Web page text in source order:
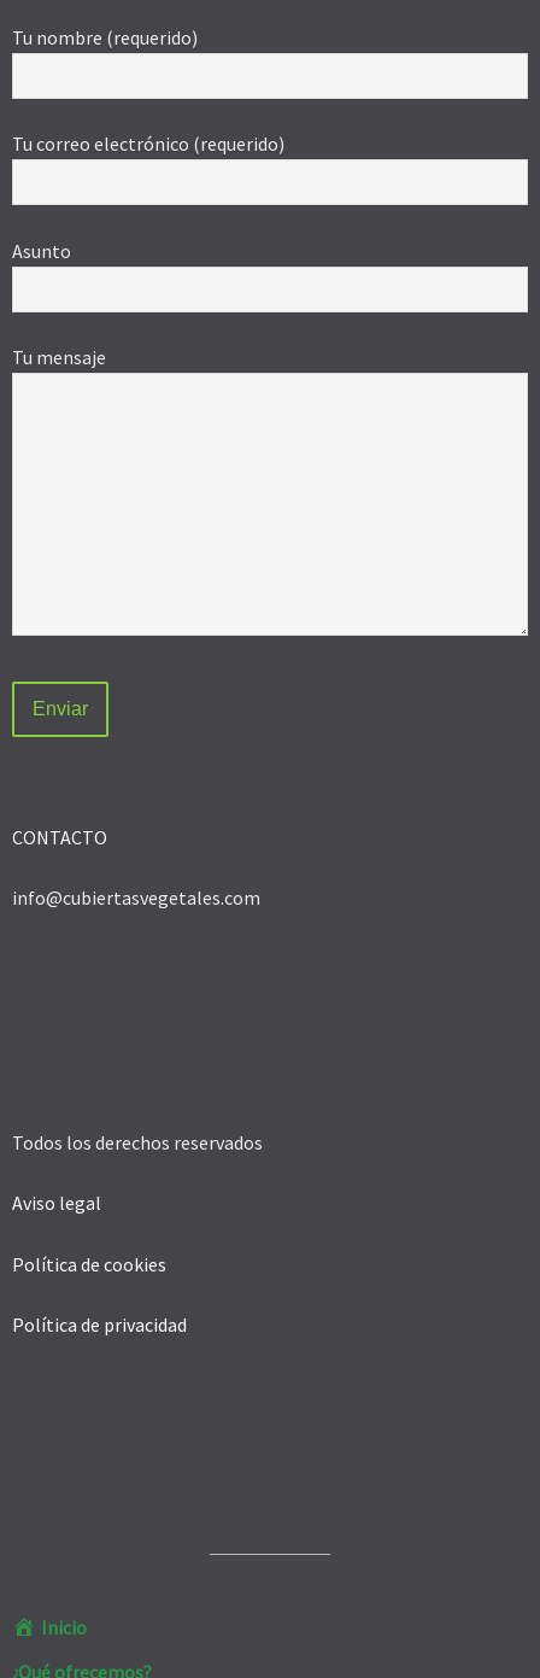
Tu nombre (requerido)
Tu correo electrónico (requerido)
Asunto
Tu mensaje
CONTACTO
info@cubiertasvegetales.com
Todos los derechos reservados
Aviso legal
Política de cookies
Política de privacidad
Inicio
¿Qué ofrecemos?